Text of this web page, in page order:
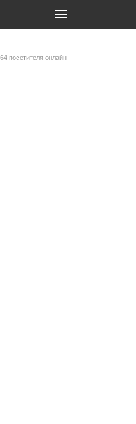
посетителя онлайн